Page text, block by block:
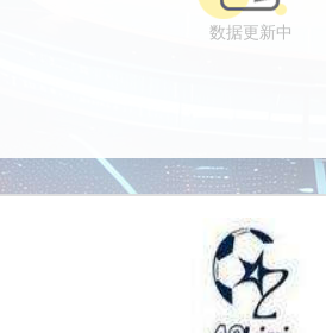
数据更新中